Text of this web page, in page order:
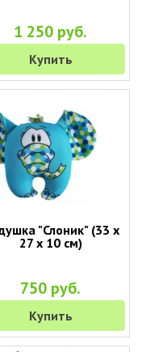
1 250 руб.
Купить
"Слоник" (33 х
27 х 10 см)
750 руб.
Купить